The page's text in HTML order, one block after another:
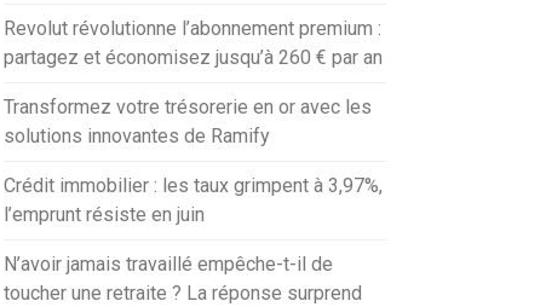
Revolut révolutionne l’abonnement premium :
partagez et économisez jusqu’à 260 € par an
Transformez votre trésorerie en or avec les
solutions innovantes de Ramify
Crédit immobilier : les taux grimpent à 3,97%,
l’emprunt résiste en juin
N’avoir jamais travaillé empêche-t-il de
toucher une retraite ? La réponse surprend